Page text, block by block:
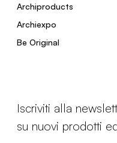
Archiproducts
Archiexpo
Be Original
Iscriviti alla
su nuovi prodotti